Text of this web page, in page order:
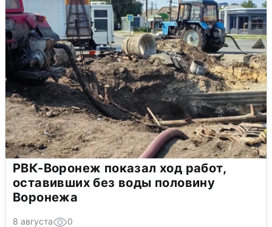
РВК-Воронеж показал ход работ,
оставивших без воды половину
Воронежа
8 августа 0